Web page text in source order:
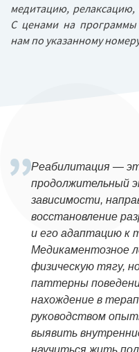
медитацию, релаксацию,
С ценами на программы
нам по указанному
Реабилитация —
продолжительный
зависимости,
восстановление
и его адаптацию к
Медикаментозное
физическую тягу,
паттерны
нахождение в
руководством
выявить
научиться жить